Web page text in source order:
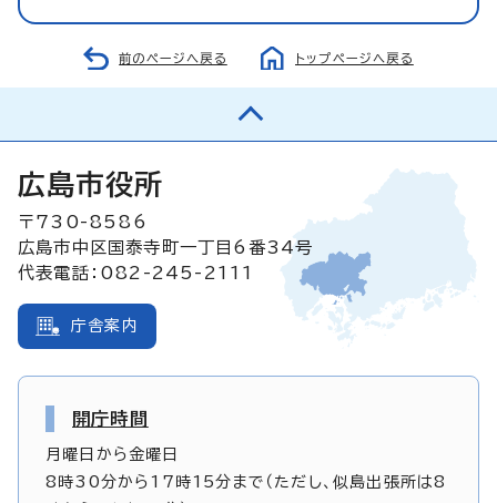
前のページへ戻る トップページへ戻る
広島市役所
〒730-8586
広島市中区国泰寺町一丁目6番34号
代表電話：082-245-2111
庁舎案内
開庁時間
月曜日から金曜日
8時30分から17時15分まで（ただし、似島出張所は8